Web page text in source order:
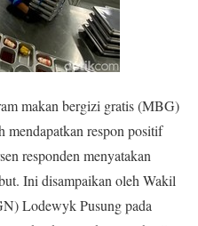
makan bergizi gratis (MBG)
mendapatkan respon positif
responden menyatakan
Ini disampaikan oleh Wakil
Lodewyk Pusung pada